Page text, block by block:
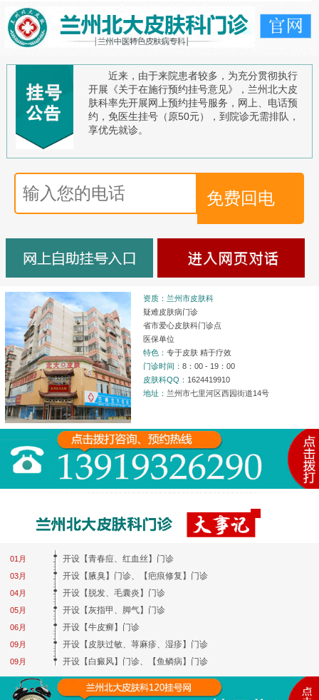
近来，由于来院患者较多，为充分贯彻执行
开展《关于在施行预约挂号意见》，兰州北大皮
肤科率先开展网上预约挂号服务，网上、电话预
约，免医生挂号（原50元），到院诊无需排队，
享优先就诊。
资质：兰州市皮肤科
疑难皮肤病门诊
省市爱心皮肤科门诊点
医保单位
特色：专于皮肤 精于疗效
门诊时间：8：00 - 19：00
皮肤科QQ： 1624419910
地址： 兰州市七里河区西园街道14号
01月
03月
04月
05月
06月
09月
09月
开设【青春痘、红血丝】门诊
开设【腋臭】门诊、【疤痕修复】门诊
开设【脱发、毛囊炎】门诊
开设【灰指甲、脚气】门诊
开设【牛皮癣】门诊
开设【皮肤过敏、荨麻疹、湿疹】门诊
开设【白癜风】门诊、【鱼鳞病】门诊